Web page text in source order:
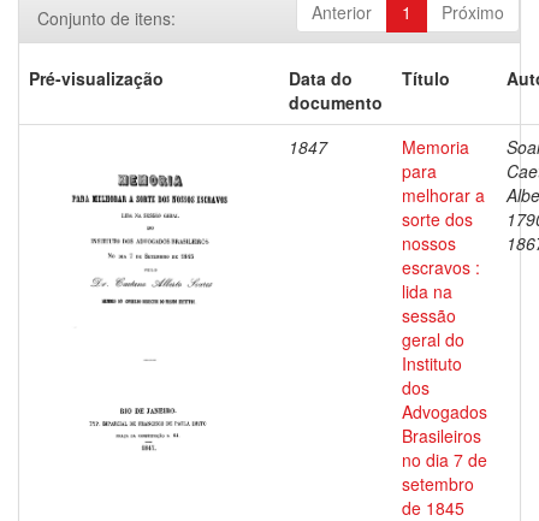
Anterior 1 Próximo
Conjunto de itens:
Pré-visualização
Data do
documento
Título
1847
Memoria
para
melhorar a
sorte dos
nossos
escravos :
lida na
sessão
geral do
Instituto
dos
Advogados
Brasileiros
no dia 7 de
setembro
de 1845